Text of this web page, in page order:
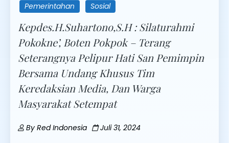
Pemerintahan
Sosial
Kepdes.H.Suhartono,S.H : Silaturahmi
Pokokne’, Boten Pokpok – Terang
Seterangnya Pelipur Hati San Pemimpin
Bersama Undang Khusus Tim
Keredaksian Media, Dan Warga
Masyarakat Setempat
ByRed Indonesia Juli 31, 2024